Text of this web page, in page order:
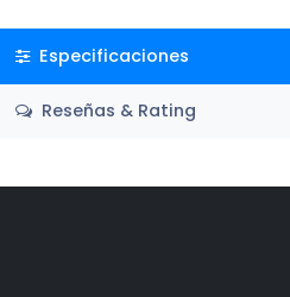
Especificaciones
Reseñas & Rating